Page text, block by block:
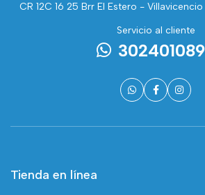
CR 12C 16 25 Brr El Estero -
Servicio al cliente
Tienda en línea